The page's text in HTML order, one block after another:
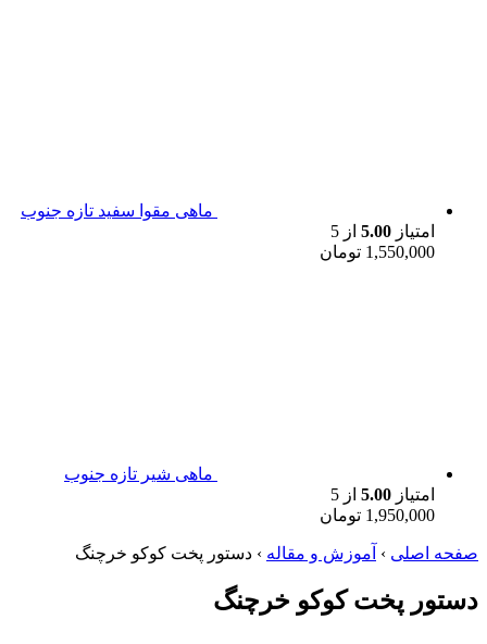
ماهی مقوا سفید تازه جنوب
امتیاز 5.00 از 5
1,550,000 تومان
ماهی شیر تازه جنوب
امتیاز 5.00 از 5
1,950,000 تومان
صفحه اصلی › آموزش و مقاله › دستور پخت کوکو خرچنگ
دستور پخت کوکو خرچنگ